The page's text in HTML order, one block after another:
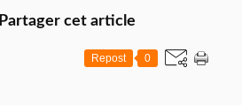
Partager cet article
Repost 0